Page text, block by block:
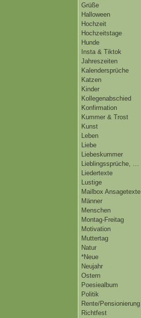
Grüße
Halloween
Hochzeit
Hochzeitstage
Hunde
Insta & Tiktok
Jahreszeiten
Kalendersprüche
Katzen
Kinder
Kollegenabschied
Konfirmation
Kummer & Trost
Kunst
Leben
Liebe
Liebeskummer
Lieblingssprüche, …
Liedertexte
Lustige
Mailbox Ansagetexte
Männer
Menschen
Montag-Freitag
Motivation
Muttertag
Natur
*Neue
Neujahr
Ostern
Poesiealbum
Politik
Rente/Pensionierung
Richtfest